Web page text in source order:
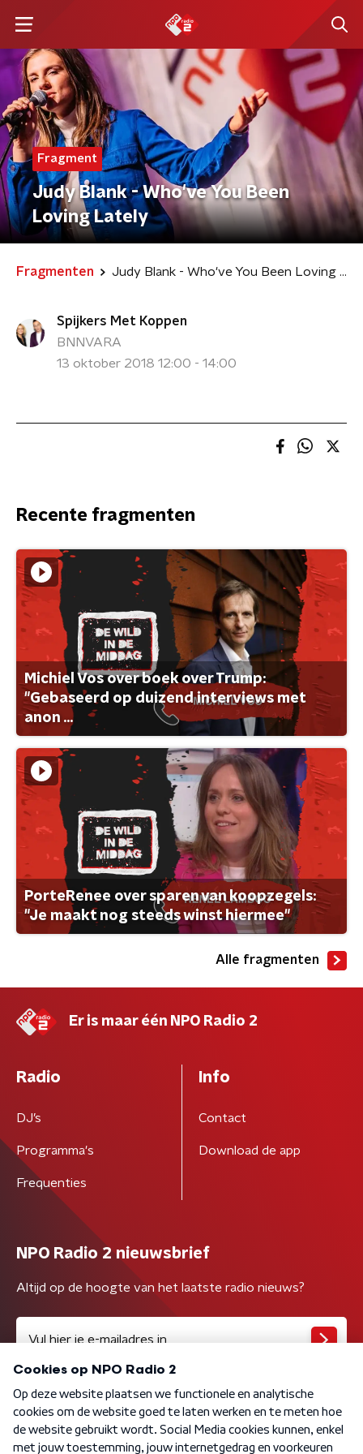
Fragment
Judy Blank - Who've You Been
Loving Lately
Fragmenten Judy Blank - Who've You Been Loving Lately
Spijkers Met Koppen
BNNVARA
13 oktober 2018 12:00 - 14:00
Recente fragmenten
Michiel Vos over boek over Trump:
"Gebaseerd op duizend interviews met
anon ...
PorteRenee over sparen van koopzegels:
"Je maakt nog steeds winst hiermee"
Alle fragmenten
Er is maar één NPO Radio 2
Radio
DJ’s
Programma's
Frequenties
Info
Contact
Download de app
NPO Radio 2 nieuwsbrief
Altijd op de hoogte van het laatste radio nieuws?
Algemene voorwaarden